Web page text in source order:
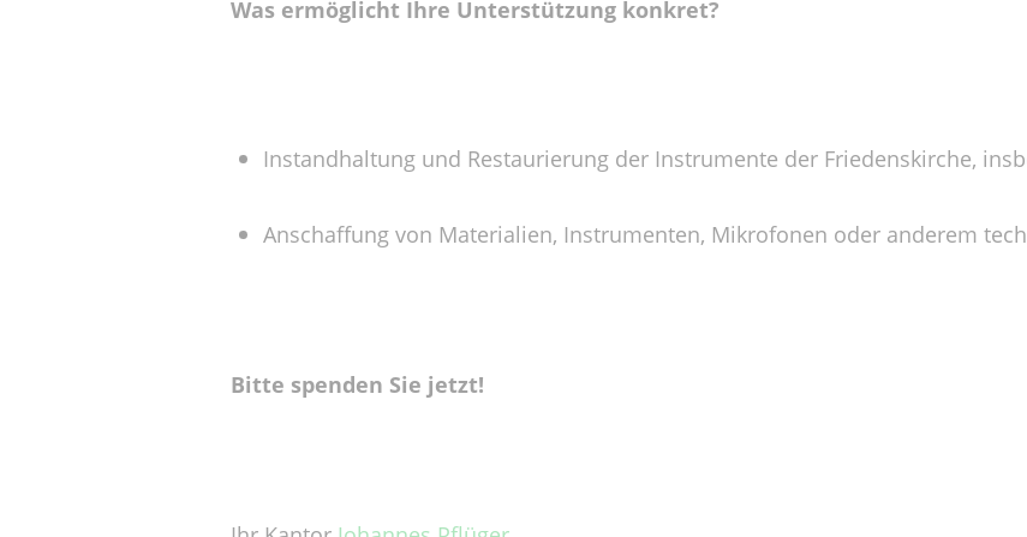
Was ermöglicht Ihre Unterstützung konkret?
Instandhaltung und Restaurierung der Instrumente der Friedenskirche,
Anschaffung von Materialien, Instrumenten, Mikrofonen oder anderem
Bitte spenden Sie jetzt!